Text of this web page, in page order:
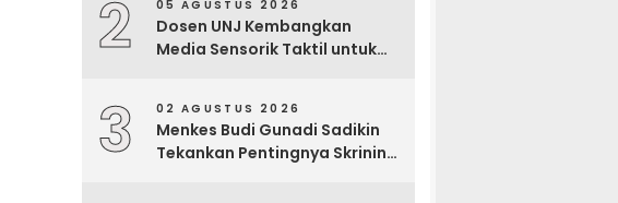
2 05 AGUSTUS 2026
Dosen UNJ Kembangkan
Media Sensorik Taktil untuk
3 02 AGUSTUS 2026
Menkes Budi Gunadi Sadikin
Tekankan Pentingnya Skrining